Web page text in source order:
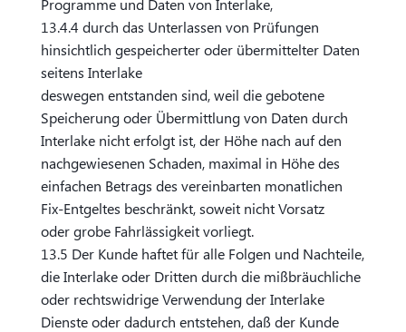
13.4.4 durch das Unterlassen von Prüfungen
hinsichtlich gespeicherter oder übermittelter Daten
seitens Interlake
deswegen entstanden sind, weil die gebotene
Speicherung oder Übermittlung von Daten durch
Interlake nicht erfolgt ist, der Höhe nach auf den
nachgewiesenen Schaden, maximal in Höhe des
einfachen Betrags des vereinbarten monatlichen
Fix-Entgeltes beschränkt, soweit nicht Vorsatz
oder grobe Fahrlässigkeit vorliegt.
13.5 Der Kunde haftet für alle Folgen und Nachteile,
die Interlake oder Dritten durch die mißbräuchliche
oder rechtswidrige Verwendung der Interlake
Dienste oder dadurch entstehen, daß der Kunde